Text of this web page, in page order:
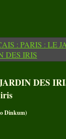
DES
iris
Dinkum)